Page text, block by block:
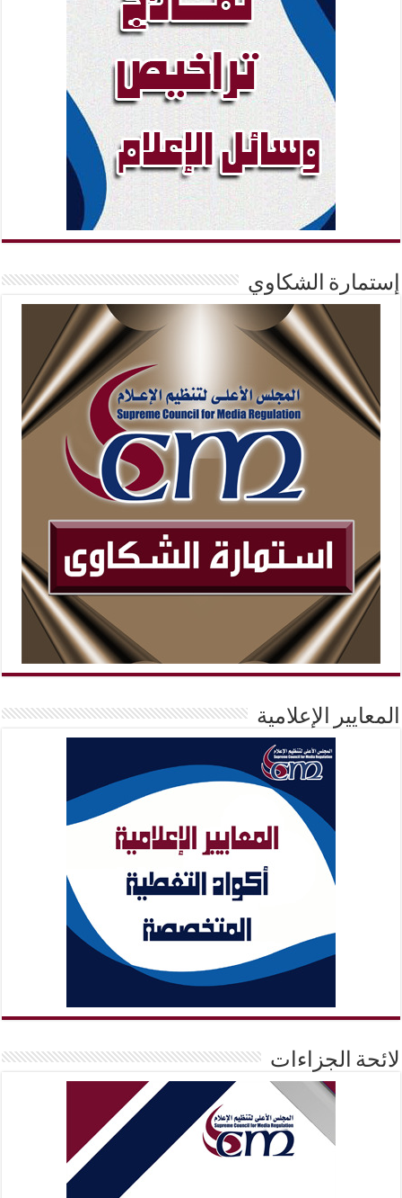
إستمارة الشكاوي
المعايير الإعلامية
لائحة الجزاءات